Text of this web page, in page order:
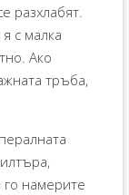
разхлабят.
с малка
Ако
тръба,
намерите